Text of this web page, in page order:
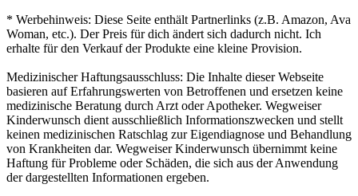
* Werbehinweis: Diese Seite enthält Partnerlinks (z.B. Amazon, Ava
Woman, etc.). Der Preis für dich ändert sich dadurch nicht. Ich
erhalte für den Verkauf der Produkte eine kleine Provision.
Medizinischer Haftungsausschluss: Die Inhalte dieser Webseite
basieren auf Erfahrungswerten von Betroffenen und ersetzen keine
medizinische Beratung durch Arzt oder Apotheker. Wegweiser
Kinderwunsch dient ausschließlich Informationszwecken und stellt
keinen medizinischen Ratschlag zur Eigendiagnose und Behandlung
von Krankheiten dar. Wegweiser Kinderwunsch übernimmt keine
Haftung für Probleme oder Schäden, die sich aus der Anwendung
der dargestellten Informationen ergeben.